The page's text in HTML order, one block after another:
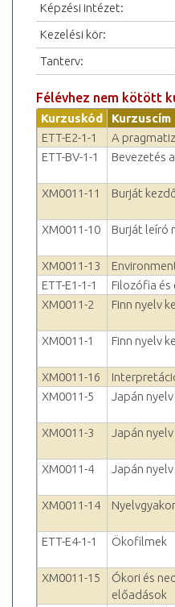
Képzési intézet:
Kezelési kör:
Tanterv:
Félévhez nem kötött
Kurzuskód Kurzuscím
ETT-E2-1-1
A
ETT-BV-1-1
Bevezetés
XM0011-11 Burját
XM0011-10 Burját leíró
XM0011-13
ETT-E1-1-1
Filozófia és
XM0011-2
Finn nyelv
XM0011-1 Finn nyelv
XM0011-16
XM0011-5
Japán
XM0011-3 Japán
XM0011-4 Japán
XM0011-14
ETT-E4-1-1 Ökofilmek
XM0011-15
Ókori és
előadások